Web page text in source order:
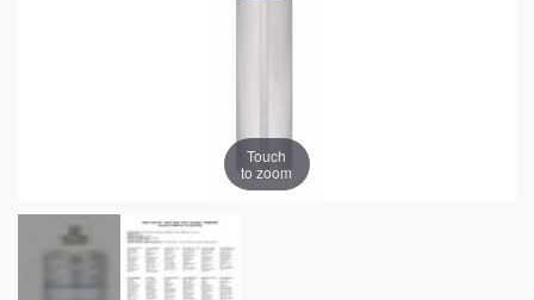
Touch
to zoom